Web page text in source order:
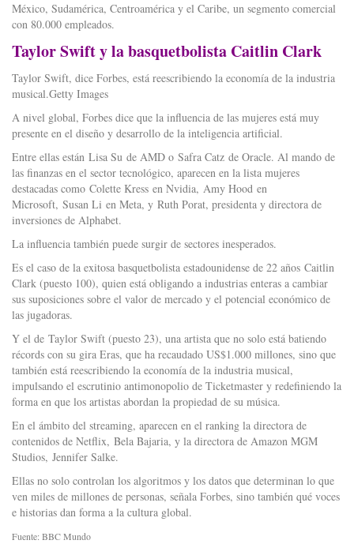
México, Sudamérica, Centroamérica y el Caribe, un segmento comercial
con 80.000 empleados.
Taylor Swift y la basquetbolista Caitlin Clark
Taylor Swift, dice Forbes, está reescribiendo la economía de la industria
musical.Getty Images
A nivel global, Forbes dice que la influencia de las mujeres está muy
presente en el diseño y desarrollo de la inteligencia artificial.
Entre ellas están Lisa Su de AMD o Safra Catz de Oracle. Al mando de
las finanzas en el sector tecnológico, aparecen en la lista mujeres
destacadas como Colette Kress en Nvidia, Amy Hood en
Microsoft, Susan Li en Meta, y Ruth Porat, presidenta y directora de
inversiones de Alphabet.
La influencia también puede surgir de sectores inesperados.
Es el caso de la exitosa basquetbolista estadounidense de 22 años Caitlin
Clark (puesto 100), quien está obligando a industrias enteras a cambiar
sus suposiciones sobre el valor de mercado y el potencial económico de
las jugadoras.
Y el de Taylor Swift (puesto 23), una artista que no solo está batiendo
récords con su gira Eras, que ha recaudado US$1.000 millones, sino que
también está reescribiendo la economía de la industria musical,
impulsando el escrutinio antimonopolio de Ticketmaster y redefiniendo la
forma en que los artistas abordan la propiedad de su música.
En el ámbito del streaming, aparecen en el ranking la directora de
contenidos de Netflix, Bela Bajaria, y la directora de Amazon MGM
Studios, Jennifer Salke.
Ellas no solo controlan los algoritmos y los datos que determinan lo que
ven miles de millones de personas, señala Forbes, sino también qué voces
e historias dan forma a la cultura global.
Fuente: BBC Mundo